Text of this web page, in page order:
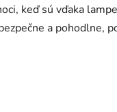
keď sú vďaka
a pohodlne,